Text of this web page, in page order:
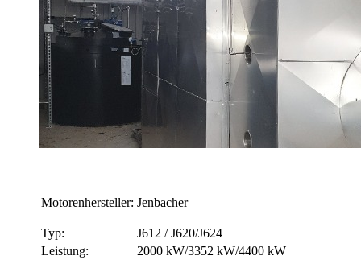
Motorenhersteller: Jenbacher
Typ:
J612 / J620/J624
Leistung:
2000 kW/3352 kW/4400 kW